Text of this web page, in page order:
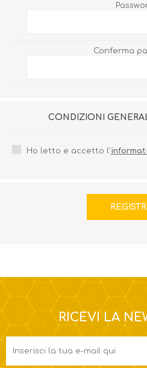
Conferma
CONDIZIONI
Ho letto e accetto l'
RICEVI LA